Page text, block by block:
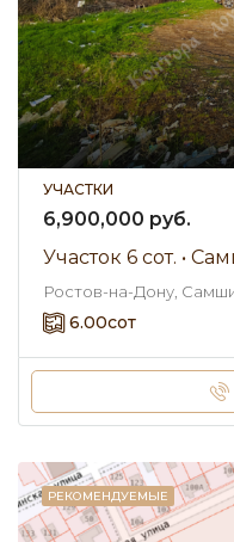
УЧАСТКИ
6,900,000 руб.
Участок 6 сот. •
Ростов-на-Дону,
6.00сот
РЕКОМЕНДУЕМЫЕ